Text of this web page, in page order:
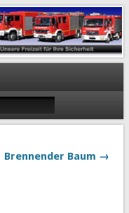
Brennender Baum →